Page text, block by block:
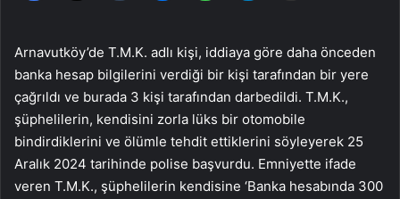
Arnavutköy’de T.M.K. adlı kişi, iddiaya göre daha önceden
banka hesap bilgilerini verdiği bir kişi tarafından bir yere
çağrıldı ve burada 3 kişi tarafından darbedildi. T.M.K.,
şüphelilerin, kendisini zorla lüks bir otomobile
bindirdiklerini ve ölümle tehdit ettiklerini söyleyerek 25
Aralık 2024 tarihinde polise başvurdu. Emniyette ifade
veren T.M.K., şüphelilerin kendisine ‘Banka hesabında 300